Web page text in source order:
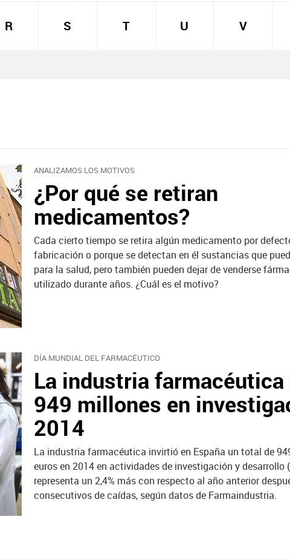
R S T U V
ANALIZAMOS LOS MOTIVOS
¿Por qué se retiran
medicamentos?
Cada cierto tiempo se retira algún medicamento por
fabricación o porque se detectan en él sustancias que
para la salud, pero también pueden dejar de venderse
utilizado durante años. ¿Cuál es el motivo?
DÍA MUNDIAL DEL FARMACÉUTICO
La industria
949 millones en
2014
La industria farmacéutica invirtió en España un total de
euros en 2014 en actividades de investigación y desarrollo
representa un 2,4% más con respecto al año anterior
consecutivos de caídas, según datos de Farmaindustria.